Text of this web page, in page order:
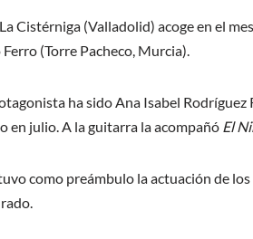
Cistérniga (Valladolid) acoge en el
(Torre Pacheco, Murcia).
ha sido Ana Isabel Rodríguez
en julio. A la guitarra la acompañó El
como preámbulo la actuación de